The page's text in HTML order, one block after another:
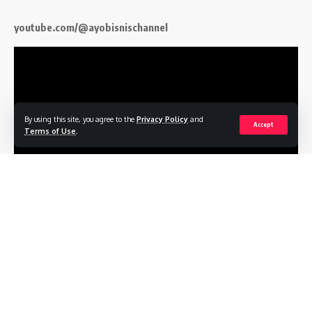
By using this site, you agree to the Privacy Policy and
Terms of Use
Accept
youtube.com/@ayobisnischannel